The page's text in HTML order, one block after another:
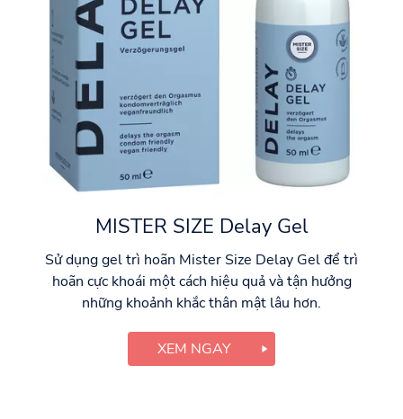
MISTER SIZE Delay Gel
Sử dụng gel trì hoãn Mister Size Delay Gel để trì
hoãn cực khoái một cách hiệu quả và tận hưởng
những khoảnh khắc thân mật lâu hơn.
XEM NGAY